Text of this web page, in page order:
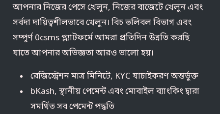
আপনার নিজের পেসে খেলুন, নিজের বাজেটে খেলুন এবং
সর্বদা দায়িত্বশীলভাবে খেলুন। বিচ ভলিবল বিভাগ এবং
সম্পূর্ণ 0csms প্ল্যাটফর্মে আমরা প্রতিদিন উন্নতি করছি
যাতে আপনার অভিজ্ঞতা আরও ভালো হয়।
রেজিস্ট্রেশন মাত্র মিনিটে, KYC যাচাইকরণ অন্তর্ভুক্ত
bKash, স্থানীয় পেমেন্ট এবং মোবাইল ব্যাংকিং দ্বারা
সমর্থিত সব পেমেন্ট পদ্ধতি